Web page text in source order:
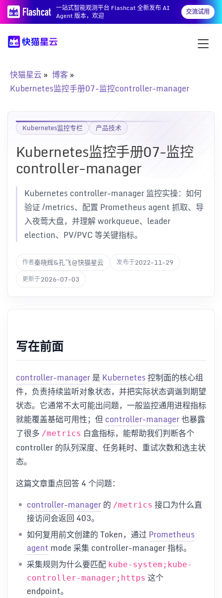
一站式智能观测平台 Flashcat 全新发布 AI
Agent 版本，欢迎
交流试用
快猫星云
博客
Kubernetes监控手册07-监控controller-manager
Kubernetes监控专栏 产品技术
Kubernetes监控手册07-监控
controller-manager
Kubernetes controller-manager 监控实操：如何
验证 /metrics、配置 Prometheus agent 抓取、导
入夜莺大盘，并理解 workqueue、leader
election、PV/PVC 等关键指标。
作者秦晓辉&孔飞@快猫星云 发布于2022-11-29
更新于2026-07-03
写在前面
controller-manager是Kubernetes控制面的核心组
件，负责持续监听对象状态，并把实际状态调谐到期望
状态。它通常不太可能出问题，一般监控通用进程指标
就能覆盖基础可用性；但controller-manager也暴露
了很多 /metrics 白盒指标，能帮助我们判断各个
controller 的队列深度、任务耗时、重试次数和选主状
态。
这篇文章重点回答 4 个问题：
controller-manager的 /metrics 接口为什么直
接访问会返回 403。
如何复用前文创建的 Token，通过Prometheus
agent mode 采集 controller-manager 指标。
采集规则为什么要匹配 kube-system;kube-
controller-manager;https 这个
endpoint。